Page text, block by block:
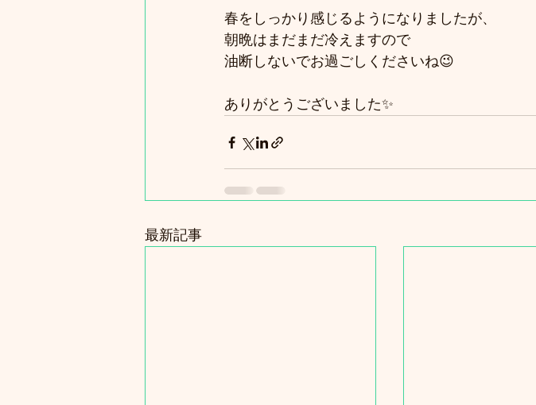
春をしっかり感じるようになりましたが、
朝晩はまだまだ冷えますので
油断しないでお過ごしくださいね😉
ありがとうございました✨
最新記事